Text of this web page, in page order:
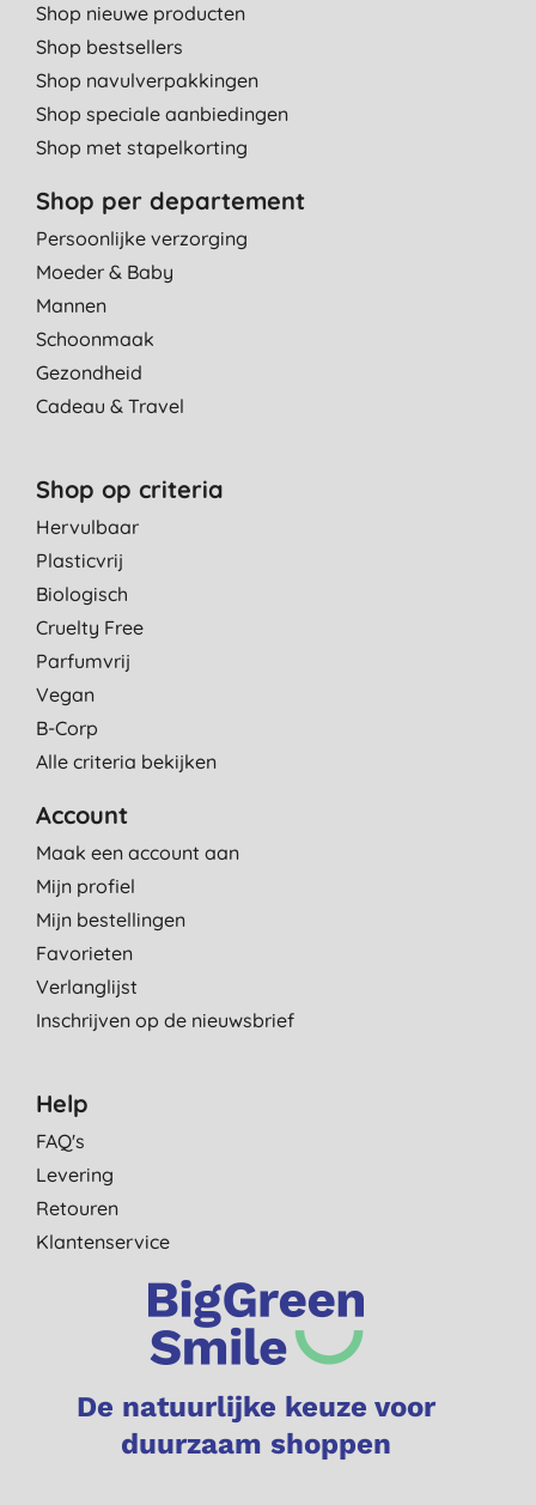
Shop nieuwe producten
Shop bestsellers
Shop navulverpakkingen
Shop speciale aanbiedingen
Shop met stapelkorting
Shop per departement
Persoonlijke verzorging
Moeder & Baby
Mannen
Schoonmaak
Gezondheid
Cadeau & Travel
Shop op criteria
Hervulbaar
Plasticvrij
Biologisch
Cruelty Free
Parfumvrij
Vegan
B-Corp
Alle criteria bekijken
Account
Maak een account aan
Mijn profiel
Mijn bestellingen
Favorieten
Verlanglijst
Inschrijven op de nieuwsbrief
Help
FAQ's
Levering
Retouren
Klantenservice
De natuurlijke keuze voor
duurzaam shoppen